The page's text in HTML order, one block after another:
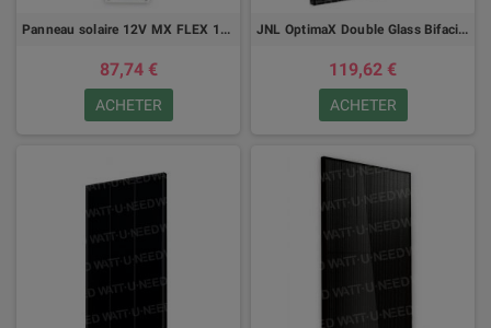
Panneau solaire 12V MX FLEX 15Wc Back Contact
87,74 €
ACHETER
JNL OptimaX Double Glass Bifaciale 435Wc N-Type Panneau solaire JLS108MFB-435
119,62 €
ACHETER